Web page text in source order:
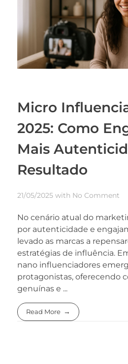
Micro
2025: Como
Mais
Resultado
21/05/2025 with No Comment
No cenário atual do
por autenticidade e
levado as marcas a
estratégias de influência.
nano influenciadores
protagonistas, oferecendo
genuínas e ...
Read More